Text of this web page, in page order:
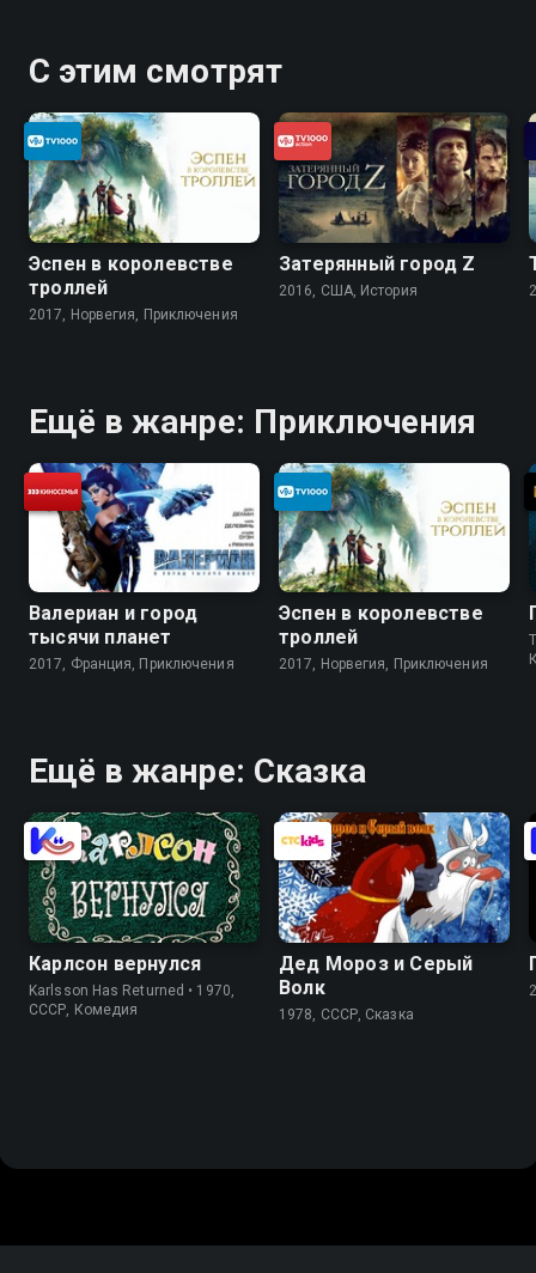
С этим смотрят
Эспен в королевстве
троллей
2017, Норвегия, Приключения
Затерянный город Z
2016, США, История
Ещё в жанре: Приключения
Валериан и город
тысячи планет
2017, Франция, Приключения
Эспен в королевстве
троллей
2017, Норвегия, Приключения
Ещё в жанре: Сказка
Карлсон вернулся
Karlsson Has Returned • 1970,
СССР, Комедия
Дед Мороз и Серый
Волк
1978, СССР, Сказка